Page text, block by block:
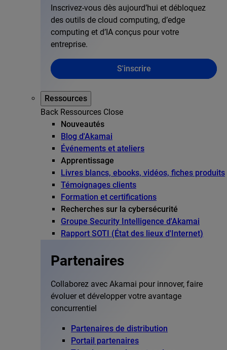
Inscrivez-vous dès aujourd’hui et débloquez
des outils de cloud computing, d’edge
computing et d’IA conçus pour votre
entreprise.
S'inscrire
Ressources
Back Ressources Close
Nouveautés
Blog d'Akamai
Événements et ateliers
Apprentissage
Livres blancs, ebooks, vidéos, fiches produits
Témoignages clients
Formation et certifications
Recherches sur la cybersécurité
Groupe Security Intelligence d'Akamai
Rapport SOTI (État des lieux d'Internet)
Partenaires
Collaborez avec Akamai pour innover, faire
évoluer et développer votre avantage
concurrentiel
Partenaires de distribution
Portail partenaires